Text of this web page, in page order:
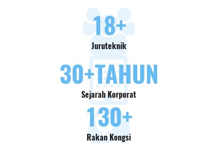
18+
Juruteknik
30+TAHUN
Sejarah Korporat
130+
Rakan Kongsi